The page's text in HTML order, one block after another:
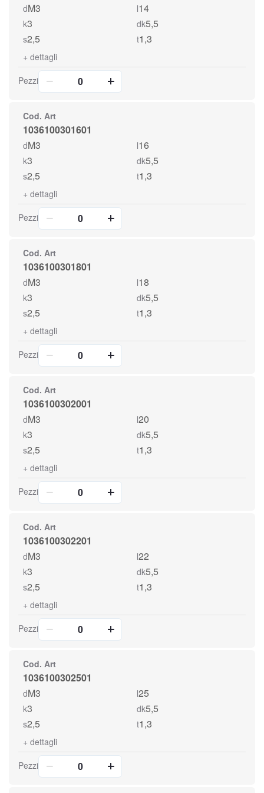
dM3 l14
k3 dk5,5
s2,5 t1,3
+ dettagli
Pezzi
Cod. Art
1036100301601
dM3 l16
k3 dk5,5
s2,5 t1,3
+ dettagli
Pezzi
Cod. Art
1036100301801
dM3 l18
k3 dk5,5
s2,5 t1,3
+ dettagli
Pezzi
Cod. Art
1036100302001
dM3 l20
k3 dk5,5
s2,5 t1,3
+ dettagli
Pezzi
Cod. Art
1036100302201
dM3 l22
k3 dk5,5
s2,5 t1,3
+ dettagli
Pezzi
Cod. Art
1036100302501
dM3 l25
k3 dk5,5
s2,5 t1,3
+ dettagli
Pezzi